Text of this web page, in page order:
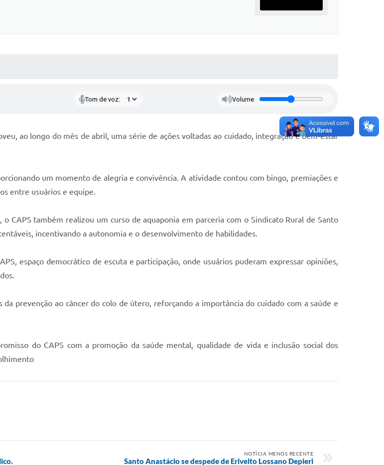
Tom de voz: Volume
ao longo do mês de abril, uma série de ações voltadas ao cuidado, integração e bem-estar
um momento de alegria e convivência. A atividade contou com bingo, premiações e
entre usuários e equipe.
CAPS também realizou um curso de aquaponia em parceria com o Sindicato Rural de Santo
incentivando a autonomia e o desenvolvimento de habilidades.
espaço democrático de escuta e participação, onde usuários puderam expressar opiniões,
prevenção ao câncer do colo de útero, reforçando a importância do cuidado com a saúde e
do CAPS com a promoção da saúde mental, qualidade de vida e inclusão social dos
NOTÍCIA MENOS RECENTE
Santo Anastácio se despede de Erivelto Lossano Depieri